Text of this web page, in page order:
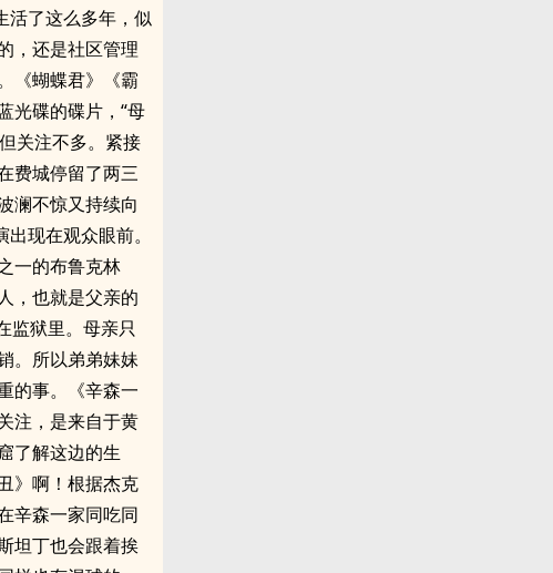
活了这么多年，似
，还是社区管理
《蝴蝶君》《霸
光碟的碟片，“母
关注不多。紧接
费城停留了两三
澜不惊又持续向
现在观众眼前。
一的布鲁克林
，也就是父亲的
监狱里。母亲只
。所以弟弟妹妹
的事。《辛森一
注，是来自于黄
了解这边的生
》啊！根据杰克
辛森一家同吃同
坦丁也会跟着挨